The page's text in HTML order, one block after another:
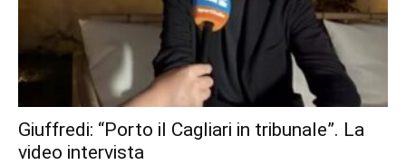
Giuffredi: “Porto il Cagliari in tribunale”. La
video intervista